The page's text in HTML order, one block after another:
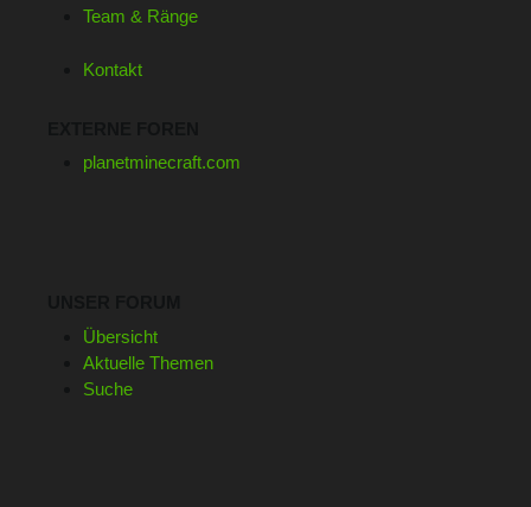
Team & Ränge
Kontakt
planetminecraft.com
Übersicht
Aktuelle Themen
Suche